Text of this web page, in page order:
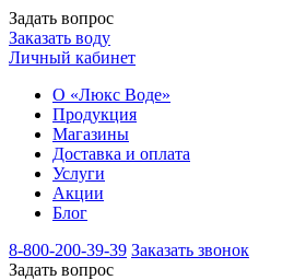
Задать вопрос
Заказать воду
Личный кабинет
О «Люкс Воде»
Продукция
Магазины
Доставка и оплата
Услуги
Акции
Блог
8-800-200-39-39 Заказать звонок
Задать вопрос